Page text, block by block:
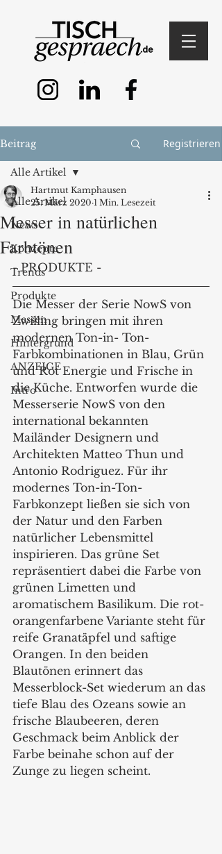
Beitrag Registrieren
Alle Artikel
News
Konzepte
Trends
Produkte
Messen
Hintergrund
ANZEIGE
Intro
Alle Artikel
Messer in natürlichen
Farbtönen
Hartmut Kamphausen
25. März 2020 1 Min. Lesezeit
- PRODUKTE -
Die Messer der Serie NowS von
Zwilling bringen mit ihren
modernen Ton-in- Ton-
Farbkombinationen in Blau, Grün
und Rot Energie und Frische in
die Küche. Entworfen wurde die
Messerserie NowS von den
international bekannten
Mailänder Designern und
Architekten Matteo Thun und
Antonio Rodriguez. Für ihr
modernes Ton-in-Ton-
Farbkonzept ließen sie sich von
der Natur und den Farben
natürlicher Lebensmittel
inspirieren. Das grüne Set
repräsentiert dabei die Farbe von
grünen Limetten und
aromatischem Basilikum. Die rot-
orangenfarbene Variante steht für
reife Granatäpfel und saftige
Orangen. In den beiden
Blautönen erinnert das
Messerblock-Set wiederum an das
tiefe Blau des Ozeans sowie an
frische Blaubeeren, deren
Geschmack beim Anblick der
Farbe beinahe schon auf der
Zunge zu liegen scheint.